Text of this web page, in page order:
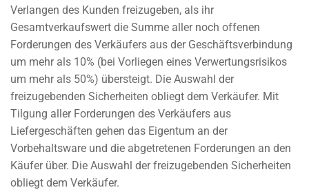
Verlangen des Kunden freizugeben, als ihr
Gesamtverkaufswert die Summe aller noch offenen
Forderungen des Verkäufers aus der Geschäftsverbindung
um mehr als 10% (bei Vorliegen eines Verwertungsrisikos
um mehr als 50%) übersteigt. Die Auswahl der
freizugebenden Sicherheiten obliegt dem Verkäufer. Mit
Tilgung aller Forderungen des Verkäufers aus
Liefergeschäften gehen das Eigentum an der
Vorbehaltsware und die abgetretenen Forderungen an den
Käufer über. Die Auswahl der freizugebenden Sicherheiten
obliegt dem Verkäufer.